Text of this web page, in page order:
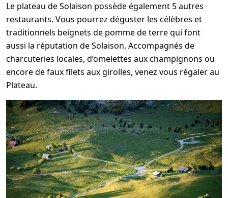
Le plateau de Solaison possède également 5 autres
restaurants. Vous pourrez déguster les célèbres et
traditionnels beignets de pomme de terre qui font
aussi la réputation de Solaison. Accompagnés de
charcuteries locales, d’omelettes aux champignons ou
encore de faux filets aux girolles, venez vous régaler au
Plateau.